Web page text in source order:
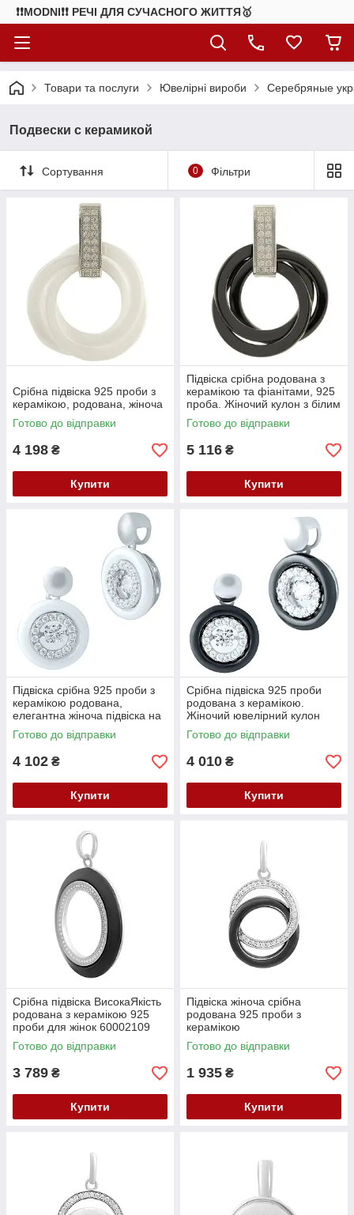
❗❗MODNI❗❗ РЕЧІ ДЛЯ СУЧАСНОГО ЖИТТЯ🥇
Товари та послуги Ювелірні вироби Серебряные
Подвески с керамикой
Сортування 0 Фільтри
Срібна підвіска 925 проби з
керамікою, родована, жіноча
Готово до відправки
4 198 ₴
Купити
Підвіска срібна родована з
керамікою та фіанітами, 925
проба. Жіночий кулон з білим
камінням.
Готово до відправки
5 116 ₴
Купити
Підвіска срібна 925 проби з
керамікою родована,
елегантна жіноча підвіска на
шию
Готово до відправки
4 102 ₴
Купити
Срібна підвіска 925 проби
родована з керамікою.
Жіночий ювелірний кулон
Готово до відправки
4 010 ₴
Купити
Срібна підвіска ВисокаЯкість
родована з керамікою 925
проби для жінок 60002109
Готово до відправки
3 789 ₴
Купити
Підвіска жіноча срібна
родована 925 проби з
керамікою
Готово до відправки
1 935 ₴
Купити